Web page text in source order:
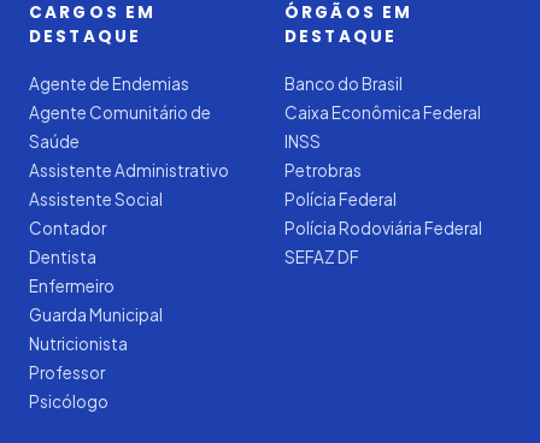
CARGOS EM
DESTAQUE
Agente de Endemias
Agente Comunitário de
Saúde
Assistente Administrativo
Assistente Social
Contador
Dentista
Enfermeiro
Guarda Municipal
Nutricionista
Professor
Psicólogo
ÓRGÃOS EM
DESTAQUE
Banco do Brasil
Caixa Econômica Federal
INSS
Petrobras
Polícia Federal
Polícia Rodoviária Federal
SEFAZ DF